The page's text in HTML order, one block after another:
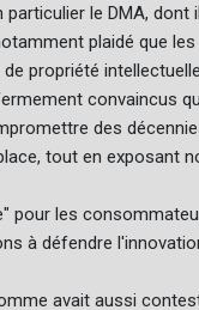
particulier le DMA,
plaidé que
propriété
convaincus
des
tout en exposant
pour les
à défendre
avait aussi